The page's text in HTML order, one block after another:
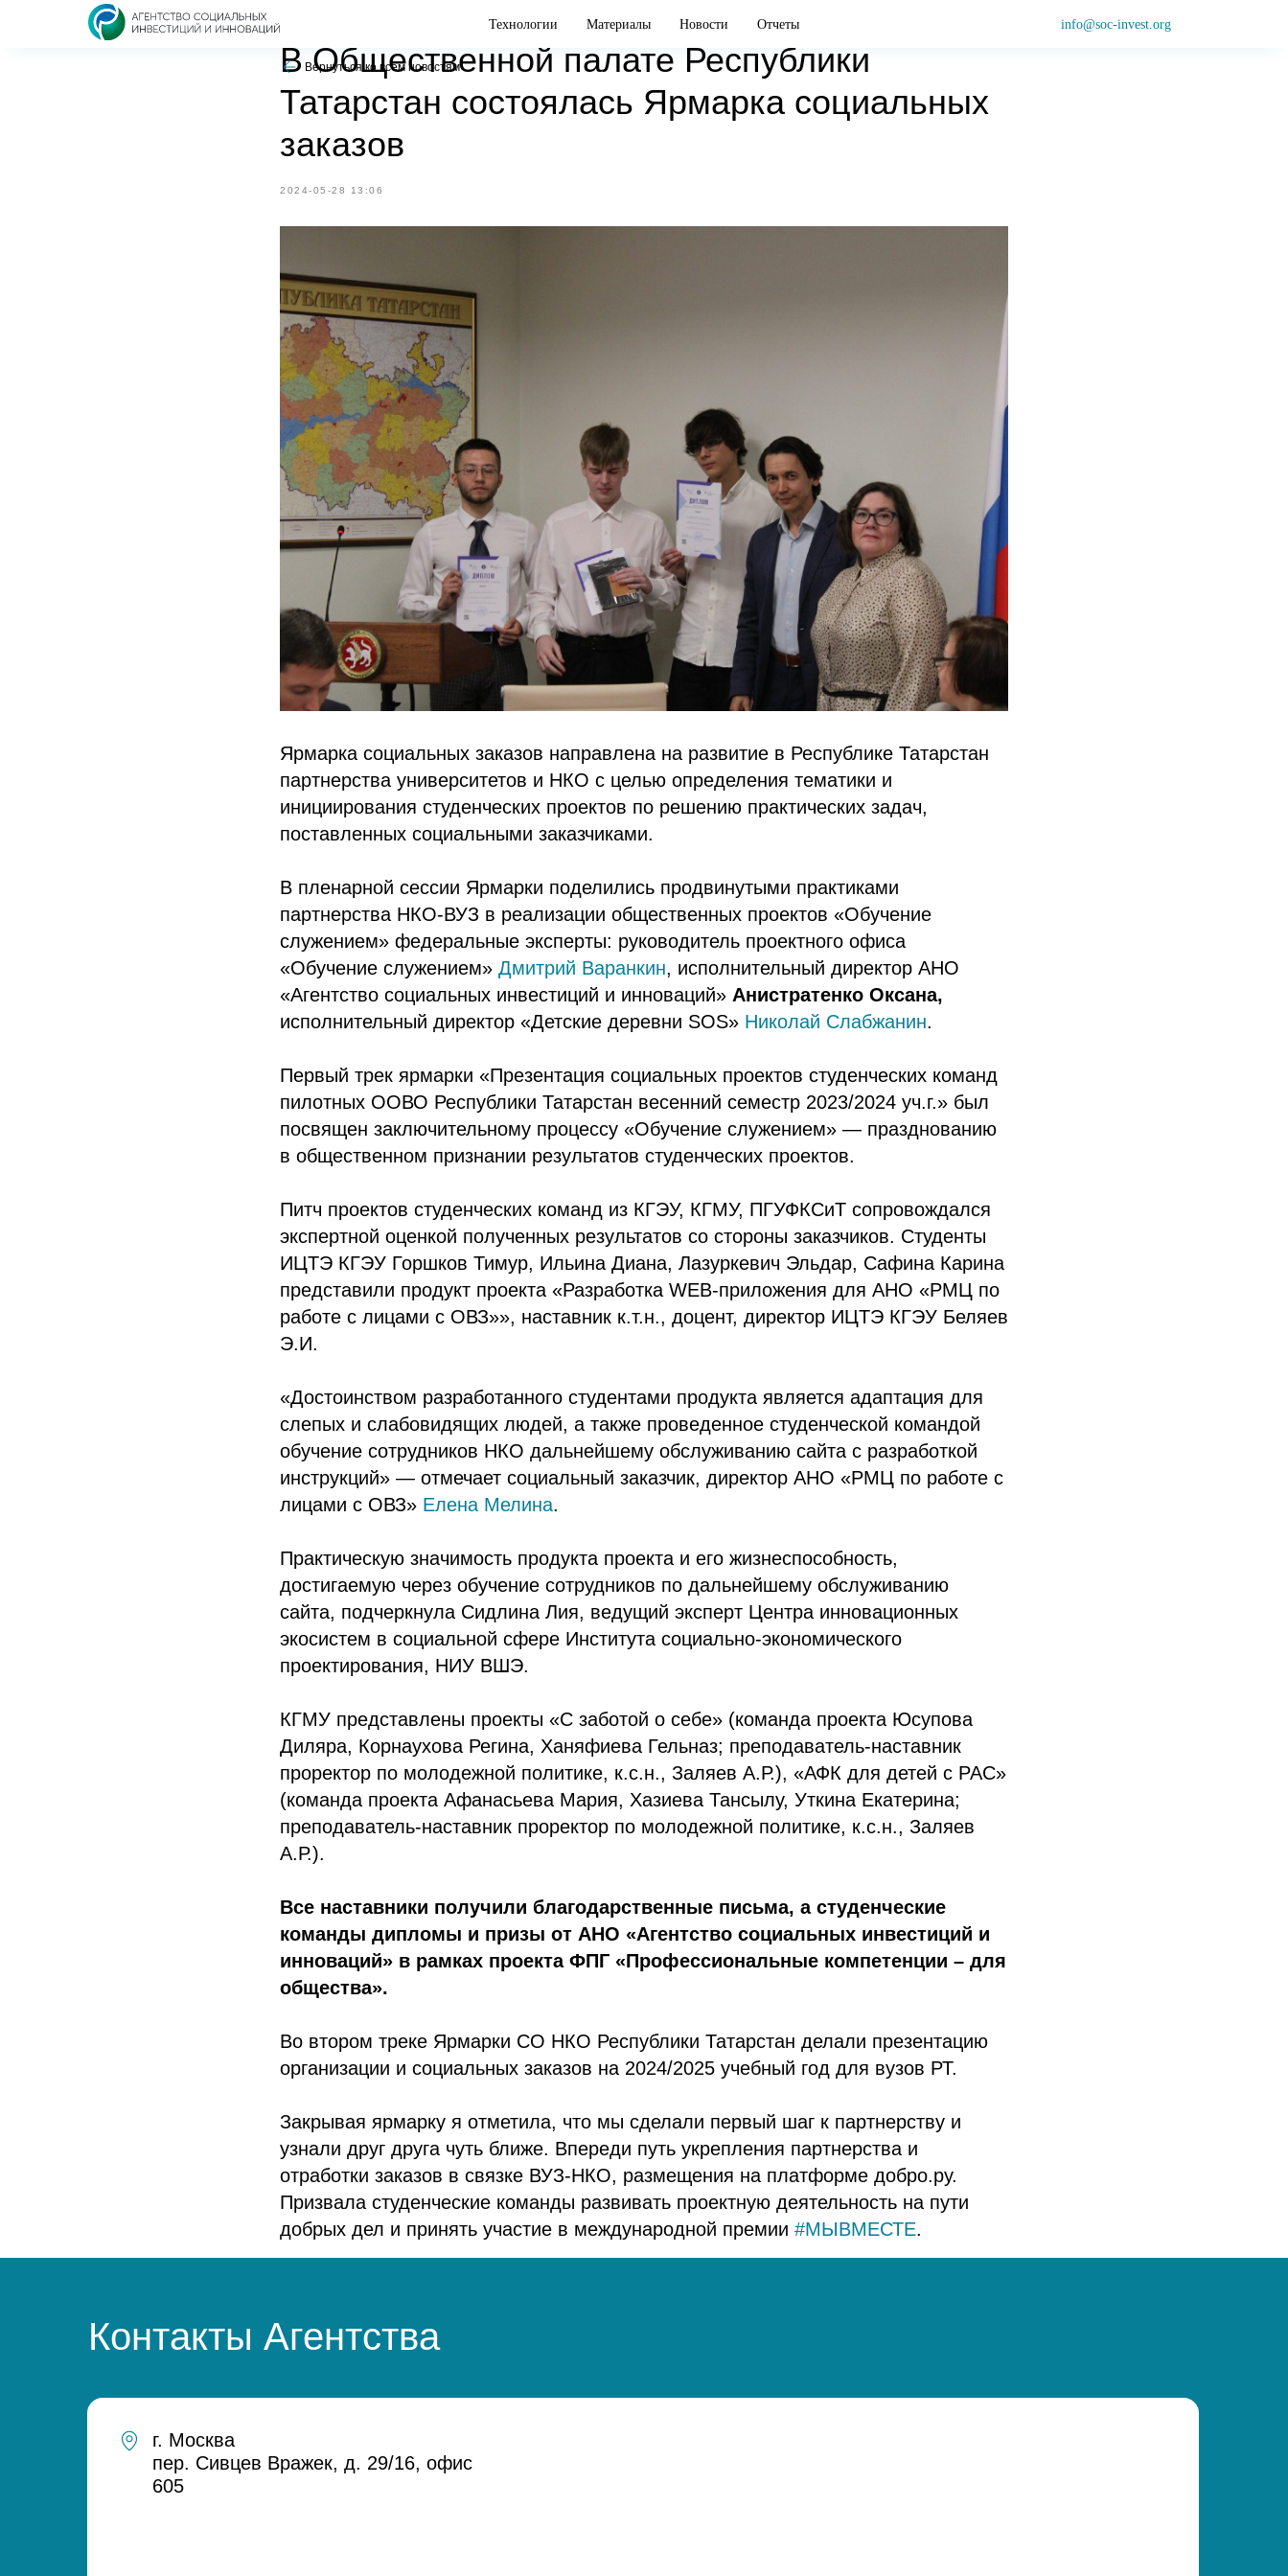
Технологии Материалы Новости Отчеты info@soc-invest.org
Вернуться ко всем новостям
В Общественной палате Республики
Татарстан состоялась Ярмарка социальных
заказов
2024-05-28 13:06
Ярмарка социальных заказов направлена на развитие в Республике Татарстан
партнерства университетов и НКО с целью определения тематики и
инициирования студенческих проектов по решению практических задач,
поставленных социальными заказчиками.
В пленарной сессии Ярмарки поделились продвинутыми практиками
партнерства НКО-ВУЗ в реализации общественных проектов «Обучение
служением» федеральные эксперты: руководитель проектного офиса
«Обучение служением» Дмитрий Варанкин, исполнительный директор АНО
«Агентство социальных инвестиций и инноваций» Анистратенко Оксана,
исполнительный директор «Детские деревни SOS» Николай Слабжанин.
Первый трек ярмарки «Презентация социальных проектов студенческих команд
пилотных ООВО Республики Татарстан весенний семестр 2023/2024 уч.г.» был
посвящен заключительному процессу «Обучение служением» — празднованию
в общественном признании результатов студенческих проектов.
Питч проектов студенческих команд из КГЭУ, КГМУ, ПГУФКСиТ сопровождался
экспертной оценкой полученных результатов со стороны заказчиков. Студенты
ИЦТЭ КГЭУ Горшков Тимур, Ильина Диана, Лазуркевич Эльдар, Сафина Карина
представили продукт проекта «Разработка WEB-приложения для АНО «РМЦ по
работе с лицами с ОВЗ»», наставник к.т.н., доцент, директор ИЦТЭ КГЭУ Беляев
Э.И.
«Достоинством разработанного студентами продукта является адаптация для
слепых и слабовидящих людей, а также проведенное студенческой командой
обучение сотрудников НКО дальнейшему обслуживанию сайта с разработкой
инструкций» — отмечает социальный заказчик, директор АНО «РМЦ по работе с
лицами с ОВЗ» Елена Мелина.
Практическую значимость продукта проекта и его жизнеспособность,
достигаемую через обучение сотрудников по дальнейшему обслуживанию
сайта, подчеркнула Сидлина Лия, ведущий эксперт Центра инновационных
экосистем в социальной сфере Института социально-экономического
проектирования, НИУ ВШЭ.
КГМУ представлены проекты «С заботой о себе» (команда проекта Юсупова
Диляра, Корнаухова Регина, Ханяфиева Гельназ; преподаватель-наставник
проректор по молодежной политике, к.с.н., Заляев А.Р.), «АФК для детей с РАС»
(команда проекта Афанасьева Мария, Хазиева Тансылу, Уткина Екатерина;
преподаватель-наставник проректор по молодежной политике, к.с.н., Заляев
А.Р.).
Все наставники получили благодарственные письма, а студенческие
команды дипломы и призы от АНО «Агентство социальных инвестиций и
инноваций» в рамках проекта ФПГ «Профессиональные компетенции – для
общества».
Во втором треке Ярмарки СО НКО Республики Татарстан делали презентацию
организации и социальных заказов на 2024/2025 учебный год для вузов РТ.
Закрывая ярмарку я отметила, что мы сделали первый шаг к партнерству и
узнали друг друга чуть ближе. Впереди путь укрепления партнерства и
отработки заказов в связке ВУЗ-НКО, размещения на платформе добро.ру.
Призвала студенческие команды развивать проектную деятельность на пути
добрых дел и принять участие в международной премии #МЫВМЕСТЕ.
Контакты Агентства
г. Москва
пер. Сивцев Вражек, д. 29/16, офис
605